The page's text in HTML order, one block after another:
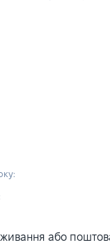
або